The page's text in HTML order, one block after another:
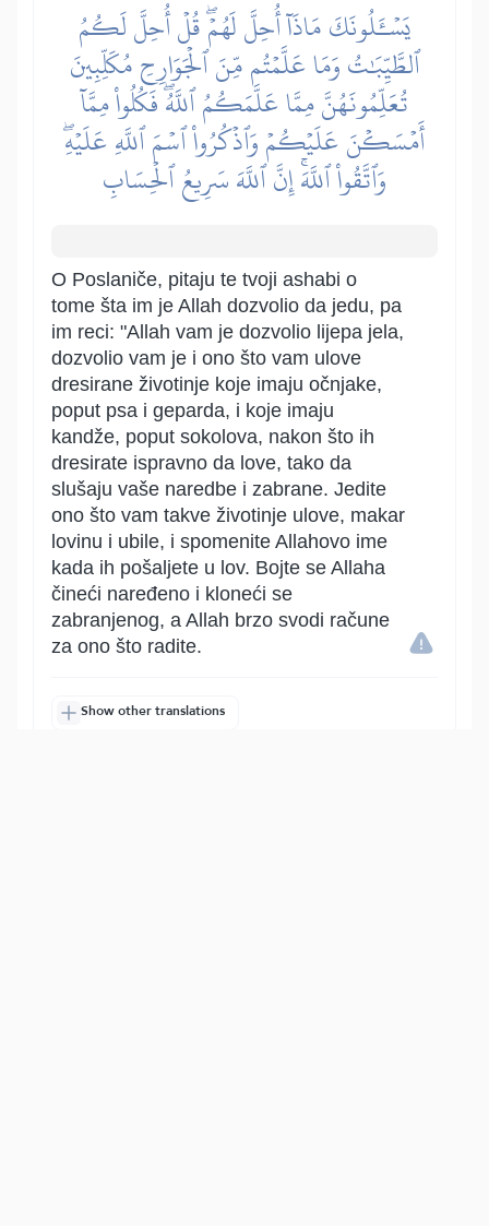
يَسۡـَٔلُونَكَ مَاذَآ أُحِلَّ لَهُمۡۖ قُلۡ أُحِلَّ لَكُمُ
ٱلطَّيِّبَٰتُ وَمَا عَلَّمۡتُم مِّنَ ٱلۡجَوَارِحِ مُكَلِّبِينَ
تُعَلِّمُونَهُنَّ مِمَّا عَلَّمَكُمُ ٱللَّهُۖ فَكُلُواْ مِمَّآ
أَمۡسَكۡنَ عَلَيۡكُمۡ وَٱذۡكُرُواْ ٱسۡمَ ٱللَّهِ عَلَيۡهِۖ
وَٱتَّقُواْ ٱللَّهَۚ إِنَّ ٱللَّهَ سَرِيعُ ٱلۡحِسَابِ
O Poslaniče, pitaju te tvoji ashabi o
tome šta im je Allah dozvolio da jedu, pa
im reci: "Allah vam je dozvolio lijepa jela,
dozvolio vam je i ono što vam ulove
dresirane životinje koje imaju očnjake,
poput psa i geparda, i koje imaju
kandže, poput sokolova, nakon što ih
dresirate ispravno da love, tako da
slušaju vaše naredbe i zabrane. Jedite
ono što vam takve životinje ulove, makar
lovinu i ubile, i spomenite Allahovo ime
kada ih pošaljete u lov. Bojte se Allaha
čineći naređeno i kloneći se
zabranjenog, a Allah brzo svodi račune
za ono što radite.
Show other translations